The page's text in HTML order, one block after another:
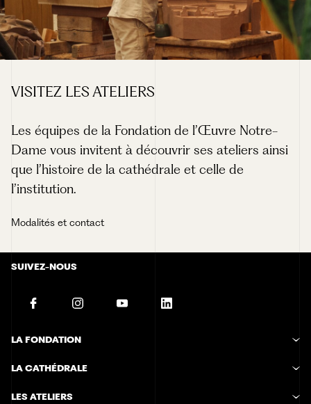
VISITEZ LES ATELIERS
Les équipes de la Fondation de l’Œuvre Notre-
Dame vous invitent à découvrir ses ateliers ainsi
que l’histoire de la cathédrale et celle de
l’institution.
Modalités et contact
LA FONDATION
Histoire de la Fondation
Fonctionnement de la Fondation
LA CATHÉDRALE
LES ATELIERS
SUIVEZ-NOUS